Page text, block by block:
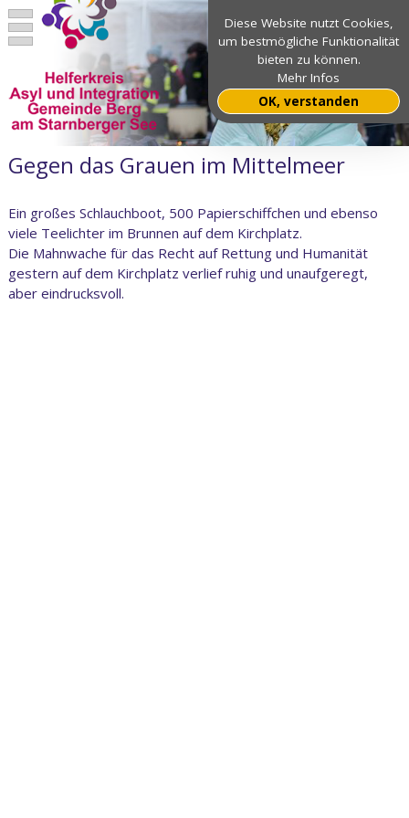
Gegen das Grauen im Mittelmeer
Ein großes Schlauchboot, 500 Papierschiffchen und ebenso
viele Teelichter im Brunnen auf dem Kirchplatz.
Die Mahnwache für das Recht auf Rettung und Humanität
gestern auf dem Kirchplatz verlief ruhig und unaufgeregt,
aber eindrucksvoll.
Diese Website nutzt Cookies,
um bestmögliche Funktionalität
bieten zu können.
Mehr Infos
OK, verstanden